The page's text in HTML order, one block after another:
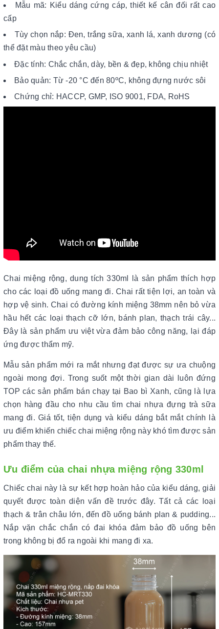
Mẫu mã: Kiểu dáng cứng cáp, thiết kế cân đối rất cao
cấp
Tùy chọn nắp: Đen, trắng sữa, xanh lá, xanh dương (có
thể đặt màu theo yêu cầu)
Đặc tính: Chắc chắn, dày, bền & đẹp, không chịu nhiệt
Bảo quản: Từ -20 °C đến 80ºC, không đựng nước sôi
Chứng chỉ: HACCP, GMP, ISO 9001, FDA, RoHS
Chai miệng rộng, dung tích 330ml là sản phẩm thích hợp
cho các loại đồ uống mang đi. Chai rất tiện lợi, an toàn và
hợp vệ sinh. Chai có đường kính miệng 38mm nên bỏ vừa
hầu hết các loại thạch cỡ lớn, bánh plan, thạch trái cây...
Đây là sản phẩm ưu việt vừa đảm bảo công năng, lại đáp
ứng được thẩm mỹ.
Mẫu sản phẩm mới ra mắt nhưng đạt được sự ưa chuộng
ngoài mong đợi. Trong suốt một thời gian dài luôn đứng
TOP các sản phẩm bán chạy tại Bao bì Xanh, cũng là lựa
chọn hàng đầu cho nhu cầu tìm chai nhựa đựng trà sữa
mang đi. Giá tốt, tiện dụng và kiểu dáng bắt mắt chính là
ưu điểm khiến chiếc chai miệng rộng này khó tìm được sản
phẩm thay thế.
Ưu điểm của chai nhựa miệng rộng 330ml
Chiếc chai này là sự kết hợp hoàn hảo của kiểu dáng, giải
quyết được toàn diện vấn đề trước đây. Tất cả các loại
thạch & trân châu lớn, đến đồ uống bánh plan & pudding...
Nắp vặn chắc chắn có đai khóa đảm bảo đồ uống bên
trong không bị đổ ra ngoài khi mang đi xa.